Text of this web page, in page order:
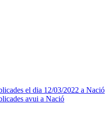
el dia 12/03/2022 a Nació
avui a Nació